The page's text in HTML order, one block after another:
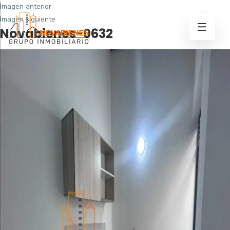
Imagen anterior
Imagen siguiente
Novabienes-0632